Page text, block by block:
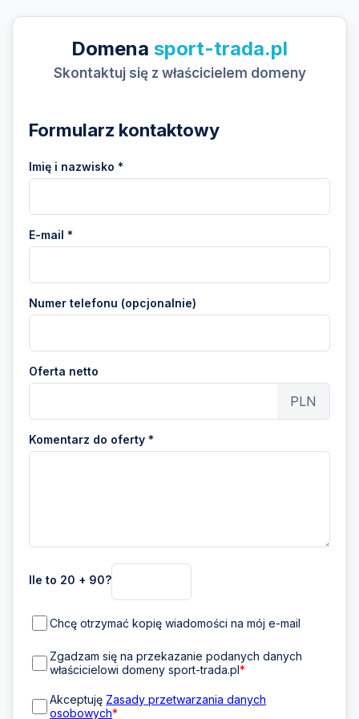
Domena sport-trada.pl
Skontaktuj się z właścicielem domeny
Formularz kontaktowy
Imię i nazwisko *
E-mail *
Numer telefonu (opcjonalnie)
Oferta netto
PLN
Komentarz do oferty *
Ile to 20 + 90?
Chcę otrzymać kopię wiadomości na mój e-mail
Zgadzam się na przekazanie podanych danych
właścicielowi domeny sport-trada.pl*
Akceptuję Zasady przetwarzania danych
osobowych*